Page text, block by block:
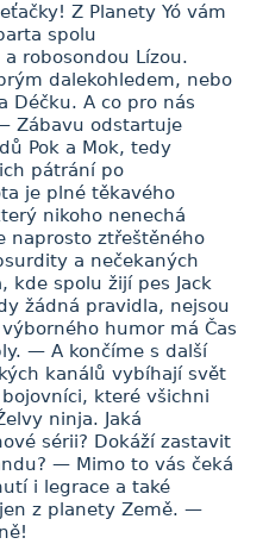
Z Planety Yó vám
spolu
robosondou Lízou.
dalekohledem, nebo
Déčku. A co pro nás
Zábavu odstartuje
Pok a Mok, tedy
pátrání po
je plné těkavého
nikoho nenechá
naprosto ztřeštěného
a nečekaných
kde spolu žijí pes Jack
žádná pravidla, nejsou
humor má Čas
— A končíme s další
kanálů vybíhají svět
které všichni
ninja. Jaká
sérii? Dokáží zastavit
— Mimo to vás čeká
i legrace a také
z planety Země. —